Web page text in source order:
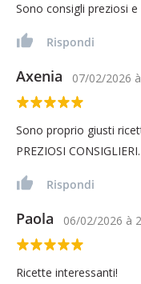
Sono consigli preziosi
Rispondi
Axenia 07/02/2026 à
Sono proprio giusti
PREZIOSI
Rispondi
Paola 06/02/2026 à
Ricette interessanti!